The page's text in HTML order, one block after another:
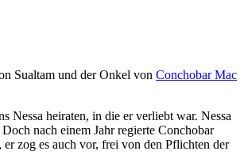
Sualtam und der Onkel von Conchobar Mac
Nessa heiraten, in die er verliebt war. Nessa
nach einem Jahr regierte Conchobar
zog es auch vor, frei von den Pflichten der